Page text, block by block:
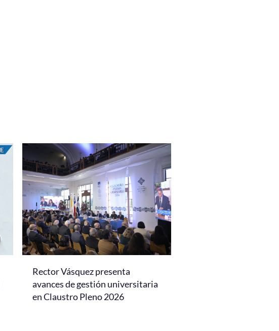
Rector Vásquez presenta
avances de gestión universitaria
en Claustro Pleno 2026